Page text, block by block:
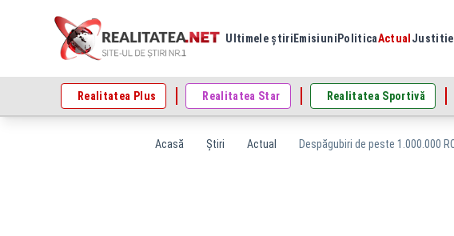
Ultimele știri Emisiuni PoliticaActual Justitie
Realitatea Plus Realitatea Star Realitatea Sportivă
Acasă Știri Actual